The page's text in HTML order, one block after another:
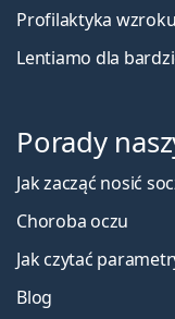
Profilaktyka
Lentiamo dla
Porady
Jak zacząć nosić
Choroba oczu
Jak czytać
Blog